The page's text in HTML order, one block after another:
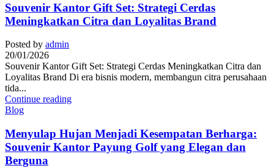
Souvenir Kantor Gift Set: Strategi Cerdas
Meningkatkan Citra dan Loyalitas Brand
Posted by admin
20/01/2026
Souvenir Kantor Gift Set: Strategi Cerdas Meningkatkan Citra dan
Loyalitas Brand Di era bisnis modern, membangun citra perusahaan
tida...
Continue reading
Blog
Menyulap Hujan Menjadi Kesempatan Berharga:
Souvenir Kantor Payung Golf yang Elegan dan
Berguna